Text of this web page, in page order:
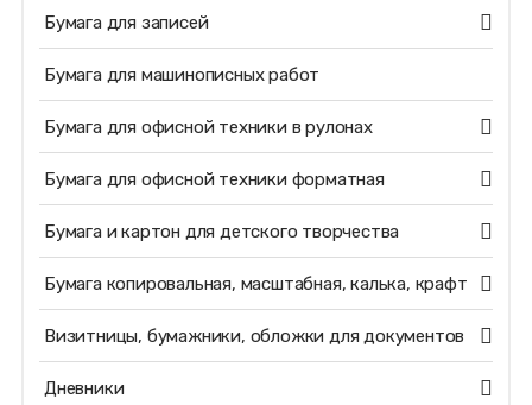
Бумага для записей
Бумага для машинописных работ
Бумага для офисной техники в рулонах
Бумага для офисной техники форматная
Бумага и картон для детского творчества
Бумага копировальная, масштабная, калька, крафт
Визитницы, бумажники, обложки для документов
Дневники